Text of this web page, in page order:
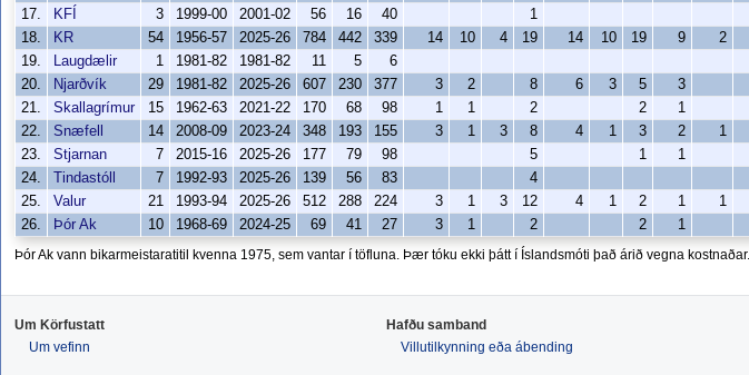
17.
KFÍ 3 1999-00 2001-02 56 16 40 1
18.
KR 54 1956-57 2025-26 784 442 339 14 10 4 19 14 10 19 9 2
19.
Laugdælir 1 1981-82 1981-82 11 5
6
20.
Njarðvík 29 1981-82 2025-26 607 230 377 3 2 8 6 3 5 3
21.
Skallagrímur 15 1962-63 2021-22 170 68 98 1 1 2 2 1
22.
Snæfell 14 2008-09 2023-24 348 193 155 3 1 3 8 4 1 3 2 1
23.
Stjarnan 7 2015-16 2025-26 177 79 98 5 1
1
24.
Tindastóll 7 1992-93 2025-26 139 56 83
4
25.
Valur 21 1993-94 2025-26 512 288 224 3 1 3 12 4 1 2 1 1
26.
Þór Ak 10 1968-69 2024-25 69 41 27 3 1 2 2 1
Þór Ak vann bikarmeistaratitil kvenna 1975, sem vantar í töfluna. Þær tóku ekki þátt í Íslandsmóti það árið vegna kostnaðar.
Um Körfustatt
Um vefinn
Hafðu samband
Villutilkynning eða ábending